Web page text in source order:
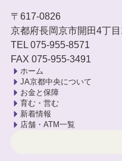
〒617-0826
京都府長岡京市開田4丁
TEL 075-955-8571
FAX 075-955-3491
ホーム
JA京都中央について
お金と保障
育む・営む
新着情報
店舗・ATM一覧